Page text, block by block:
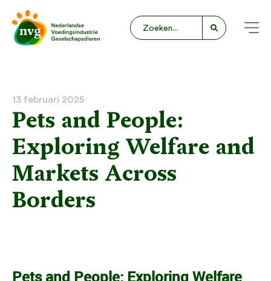
13 februari 2025
Pets and People:
Exploring Welfare and
Markets Across
Borders
Pets and People: Exploring Welfare